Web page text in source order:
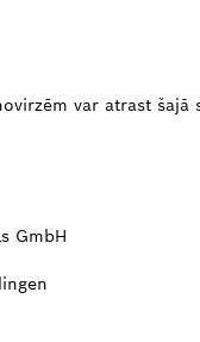
var atrast šajā
GmbH